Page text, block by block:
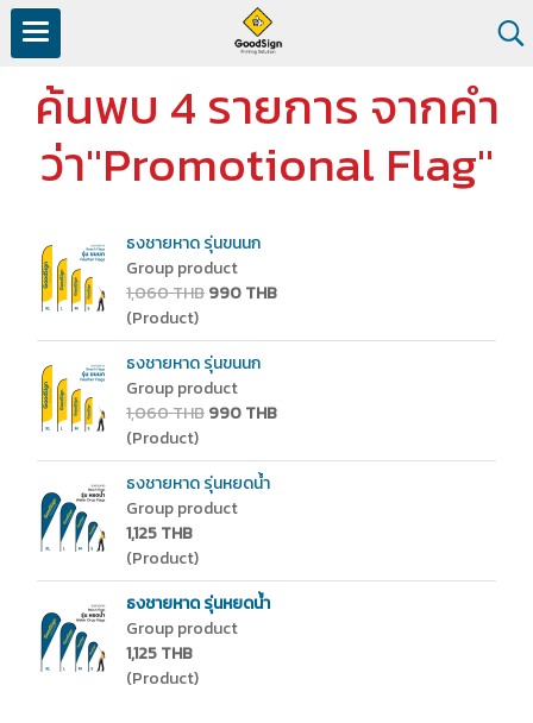
ค้นพบ 4 รายการ จากคำ
ว่า"Promotional Flag"
ธงชายหาด รุ่นขนนก
Group product
1,060 THB990 THB
(Product)
ธงชายหาด รุ่นขนนก
Group product
1,060 THB990 THB
(Product)
ธงชายหาด รุ่นหยดน้ำ
Group product
1,125 THB
(Product)
ธงชายหาด รุ่นหยดน้ำ
Group product
1,125 THB
(Product)